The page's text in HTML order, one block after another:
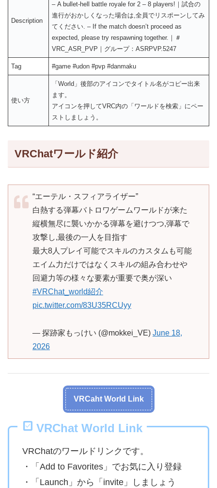
Description
– A bullet-hell battle royale for 2 – 8 playersǃ｜試合の
進行がおかしくなった場合は,全員でリスポーンしてみ
てください. – If the match doesn’t proceed as
expected, please try respawning together.｜＃
VRC_ASR_PVP｜グループ：ASRPVP.5247
Tag #game #udon #pvp #danmaku
使い方
「World」後部のアイコンでタイトル名がコピー出来
ます。
アイコンを押してVRC内の「ワールドを検索」にペー
ストしましょう。
VRChatワールド紹介
“エーテル・スフィアライザー”
白熱する弾幕バトロワゲームワールドが来た
縦横無尽に襲いかかる弾幕を避けつつ,弾幕で
攻撃し,最後の一人を目指す
最大8人プレイ可能でスキルのカスタムも可能
エイム力だけではなくスキルの組み合わせや
回避力等の様々な要素が重要で奥が深い
#VRChat_world紹介
pic.twitter.com/83U35RCUyy
— 探跡家もっけい (@mokkei_VE) June 18,
2026
VRCaht World Link
VRChat World Link
VRChatのワールドリンクです。
・「Add to Favorites」でお気に入り登録
・「Launch」から「invite」しましょう